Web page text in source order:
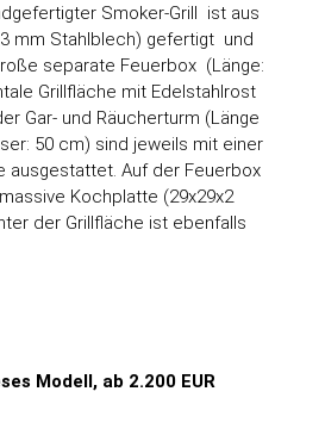
Smoker-Grill ist aus
mm Stahlblech) gefertigt und
separate Feuerbox (Länge:
Grillfläche mit Edelstahlrost
Gar- und Räucherturm (Länge
50 cm) sind jeweils mit einer
ausgestattet. Auf der Feuerbox
Kochplatte (29x29x2
der Grillfläche ist ebenfalls
Modell, ab 2.200 EUR